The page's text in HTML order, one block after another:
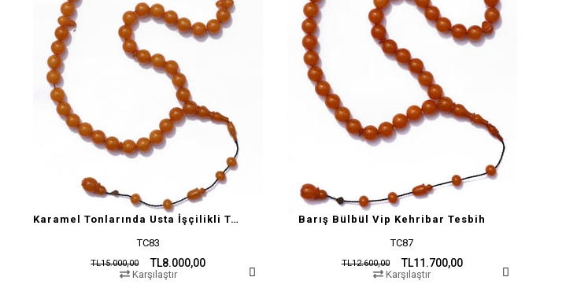
Karamel Tonlarında Usta İşçilikli Tesbih
TC83
TL8.000,00
TL15.000,00
Karşılaştır
Barış Bülbül Vip Kehribar Tesbih
TC87
TL11.700,00
TL12.600,00
Karşılaştır